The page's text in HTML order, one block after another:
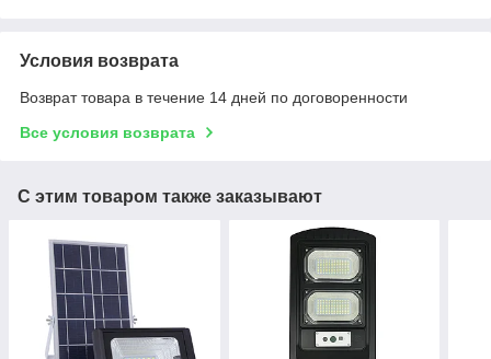
Условия возврата
Возврат товара в течение 14 дней по договоренности
Все условия возврата
С этим товаром также заказывают